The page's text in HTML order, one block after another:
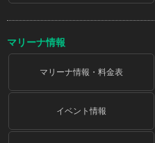
マリーナ情報
マリーナ情報・料金表
イベント情報